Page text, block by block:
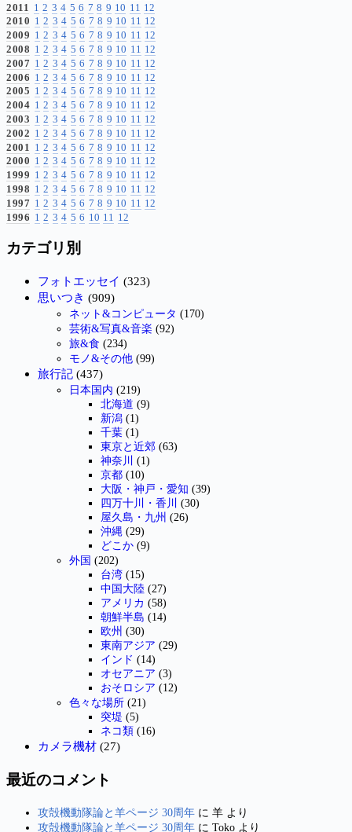
2011
1 2 3 4 5 6 7 8 9 10 11 12
2010 1 2 3 4 5 6 7 8 9 10 11 12
2009 1 2 3 4 5 6 7 8 9 10 11 12
2008 1 2 3 4 5 6 7 8 9 10 11 12
2007 1 2 3 4 5 6 7 8 9 10 11 12
2006 1 2 3 4 5 6 7 8 9 10 11 12
2005 1 2 3 4 5 6 7 8 9 10 11 12
2004 1 2 3 4 5 6 7 8 9 10 11 12
2003 1 2 3 4 5 6 7 8 9 10 11 12
2002 1 2 3 4 5 6 7 8 9 10 11 12
2001
1 2 3 4 5 6 7 8 9 10 11 12
2000 1 2 3 4 5 6 7 8 9 10 11 12
1999 1 2 3 4 5 6 7 8 9 10 11 12
1998 1 2 3 4 5 6 7 8 9 10 11 12
1997 1 2 3 4 5 6 7 8 9 10 11 12
1996 1 2 3 4 5 6 10 11 12
カテゴリ別
フォトエッセイ (323)
思いつき (909)
ネット&コンピュータ (170)
芸術&写真&音楽 (92)
旅&食 (234)
モノ&その他 (99)
旅行記 (437)
日本国内 (219)
北海道 (9)
新潟 (1)
千葉 (1)
東京と近郊 (63)
神奈川 (1)
京都 (10)
大阪・神戸・愛知 (39)
四万十川・香川 (30)
屋久島・九州 (26)
沖縄 (29)
どこか (9)
外国 (202)
台湾 (15)
中国大陸 (27)
アメリカ (58)
朝鮮半島 (14)
欧州 (30)
東南アジア (29)
インド (14)
オセアニア (3)
おそロシア (12)
色々な場所 (21)
突堤 (5)
ネコ類 (16)
カメラ機材 (27)
最近のコメント
攻殻機動隊論と羊ページ 30周年 に 羊 より
攻殻機動隊論と羊ページ 30周年 に Toko より